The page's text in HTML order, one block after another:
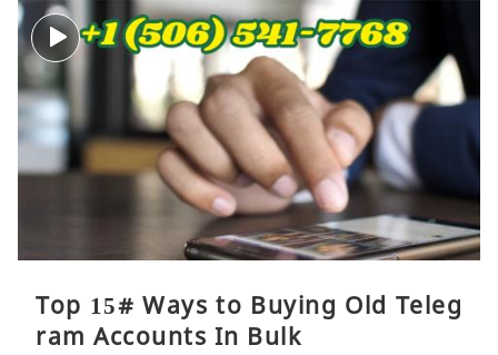
Top 15# Ways to Buying Old Teleg
ram Accounts In Bulk